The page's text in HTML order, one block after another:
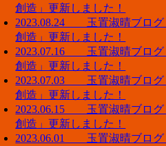
創造」更新しました！
2023.08.24 玉置淑晴ブログ
創造」更新しました！
2023.07.16 玉置淑晴ブログ
創造」更新しました！
2023.07.03 玉置淑晴ブログ
創造」更新しました！
2023.06.15 玉置淑晴ブログ
創造」更新しました！
2023.06.01 玉置淑晴ブログ